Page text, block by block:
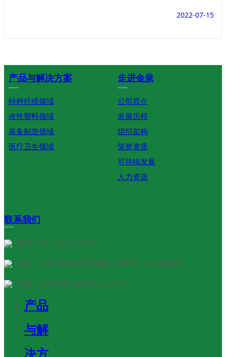
好。弹性模数为22～141cN/dtex，比锦纶高2～3倍。.涤纶
2022-07-15
产品与解决方案
PRODUCT
特种纤维领域
改性塑料领域
装备制造领域
医疗卫生领域
走进金泉
KINGCHARM
公司简介
发展历程
组织架构
荣誉资质
可持续发展
人力资源
联系我们
CONTACT
电话：0512-52551712
地址：江苏省常熟市支塘镇八字桥村（204国道旁）
邮箱：sales@kingcharmcn.com
产品
与解
决方